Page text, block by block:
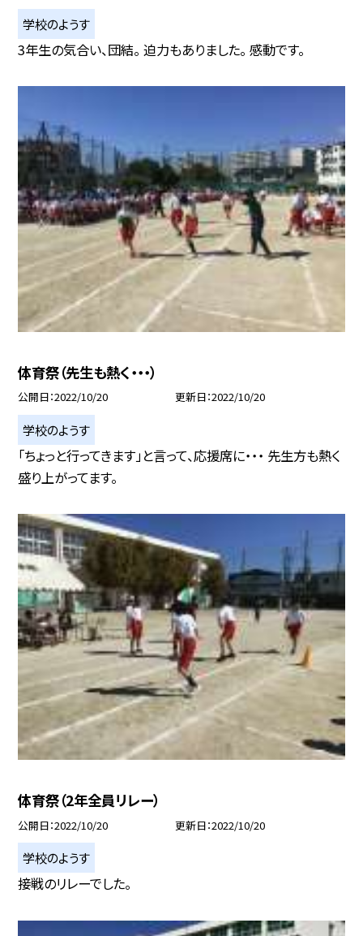
学校のようす
3年生の気合い、団結。 迫力もありました。 感動です。
体育祭（先生も熱く・・・）
公開日 2022/10/20 更新日 2022/10/20
学校のようす
「ちょっと行ってきます」と言って、応援席に・・・ 先生方も熱く
盛り上がってます。
体育祭（2年全員リレー）
公開日 2022/10/20 更新日 2022/10/20
学校のようす
接戦のリレーでした。